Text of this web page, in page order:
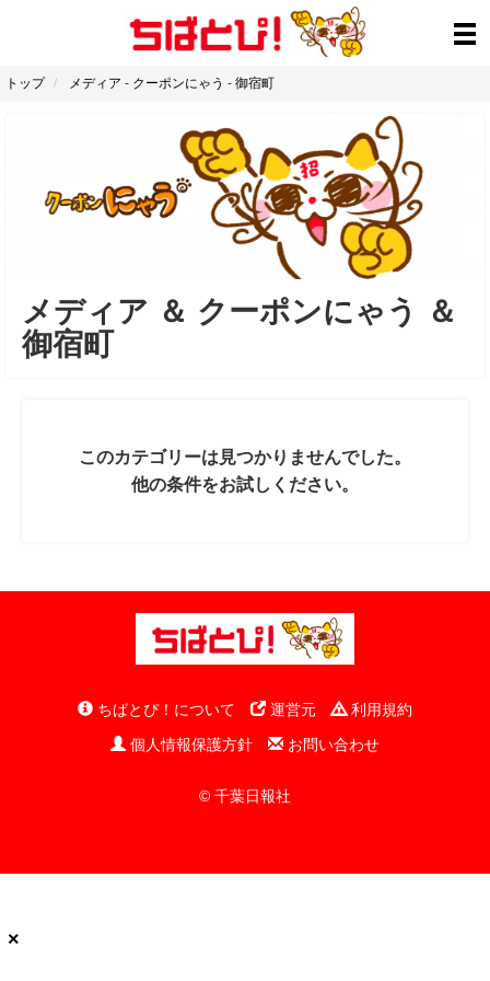
トップ メディア - クーポンにゃう - 御宿町
メディア ＆ クーポンにゃう
＆
御宿町
このカテゴリーは見つかりませんでした。
他の条件をお試しください。
ちばとぴ！について 運営元
利用規約
個人情報保護方針
お問い合わせ
© 千葉日報社
×